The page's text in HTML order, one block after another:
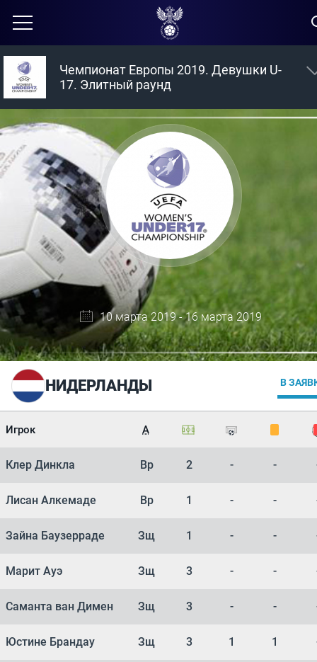
Чемпионат Европы 2019. Девушки U-
17. Элитный раунд
10 марта 2019 - 16 марта 2019
НИДЕРЛАНДЫ В
Игрок А
Клер Динкла Вр 2 - -
Лисан Алкемаде Вр 1 - -
Зайна Баузерраде Зщ 1 - -
Марит Ауэ Зщ 3 - -
Саманта ван Димен Зщ 3 - -
Юстине Брандау Зщ 3 1 1